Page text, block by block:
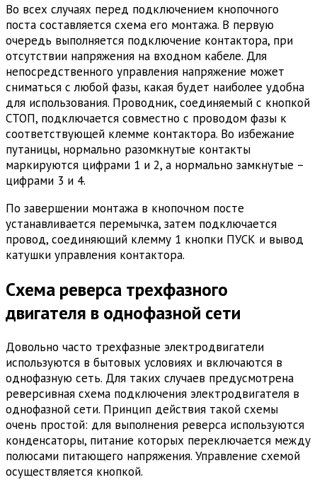
Во всех случаях перед подключением кнопочного
поста составляется схема его монтажа. В первую
очередь выполняется подключение контактора, при
отсутствии напряжения на входном кабеле. Для
непосредственного управления напряжение может
сниматься с любой фазы, какая будет наиболее удобна
для использования. Проводник, соединяемый с кнопкой
СТОП, подключается совместно с проводом фазы к
соответствующей клемме контактора. Во избежание
путаницы, нормально разомкнутые контакты
маркируются цифрами 1 и 2, а нормально замкнутые –
цифрами 3 и 4.
По завершении монтажа в кнопочном посте
устанавливается перемычка, затем подключается
провод, соединяющий клемму 1 кнопки ПУСК и вывод
катушки управления контактора.
Схема реверса трехфазного
двигателя в однофазной сети
Довольно часто трехфазные электродвигатели
используются в бытовых условиях и включаются в
однофазную сеть. Для таких случаев предусмотрена
реверсивная схема подключения электродвигателя в
однофазной сети. Принцип действия такой схемы
очень простой: для выполнения реверса используются
конденсаторы, питание которых переключается между
полюсами питающего напряжения. Управление схемой
осуществляется кнопкой.